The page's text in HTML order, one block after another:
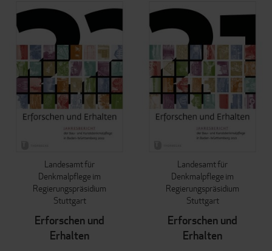
Landesamt für
Denkmalpflege im
Regierungspräsidium
Stuttgart
Erforschen und
Erhalten
Landesamt für
Denkmalpflege im
Regierungspräsidium
Stuttgart
Erforschen und
Erhalten